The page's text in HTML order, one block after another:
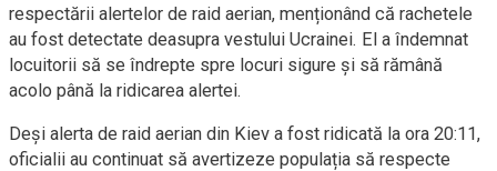
respectării alertelor de raid aerian, menționând că rachetele
au fost detectate deasupra vestului Ucrainei. El a îndemnat
locuitorii să se îndrepte spre locuri sigure și să rămână
acolo până la ridicarea alertei.
Deși alerta de raid aerian din Kiev a fost ridicată la ora 20:11,
oficialii au continuat să avertizeze populația să respecte